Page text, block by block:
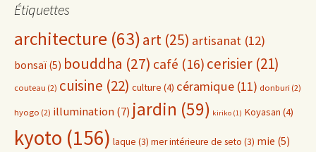
Étiquettes
architecture (63)art (25) artisanat (12)
bonsaï (5) bouddha (27) café (16) cerisier (21)
couteau (2) cuisine (22) culture (4) céramique (11) donburi (2)
hyogo (2) illumination(7) jardin (59) kiriko (1) Koyasan (4)
kyoto (156) laque (3) mer intérieure de seto (3) mie (5)